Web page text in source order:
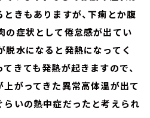
きもありますが、下痢とか腹
の症状として倦怠感が出てい
脱水になると発熱になってく
きても発熱が起きますので、
上がってきた異常高体温が出て
らいの熱中症だったと考えられ